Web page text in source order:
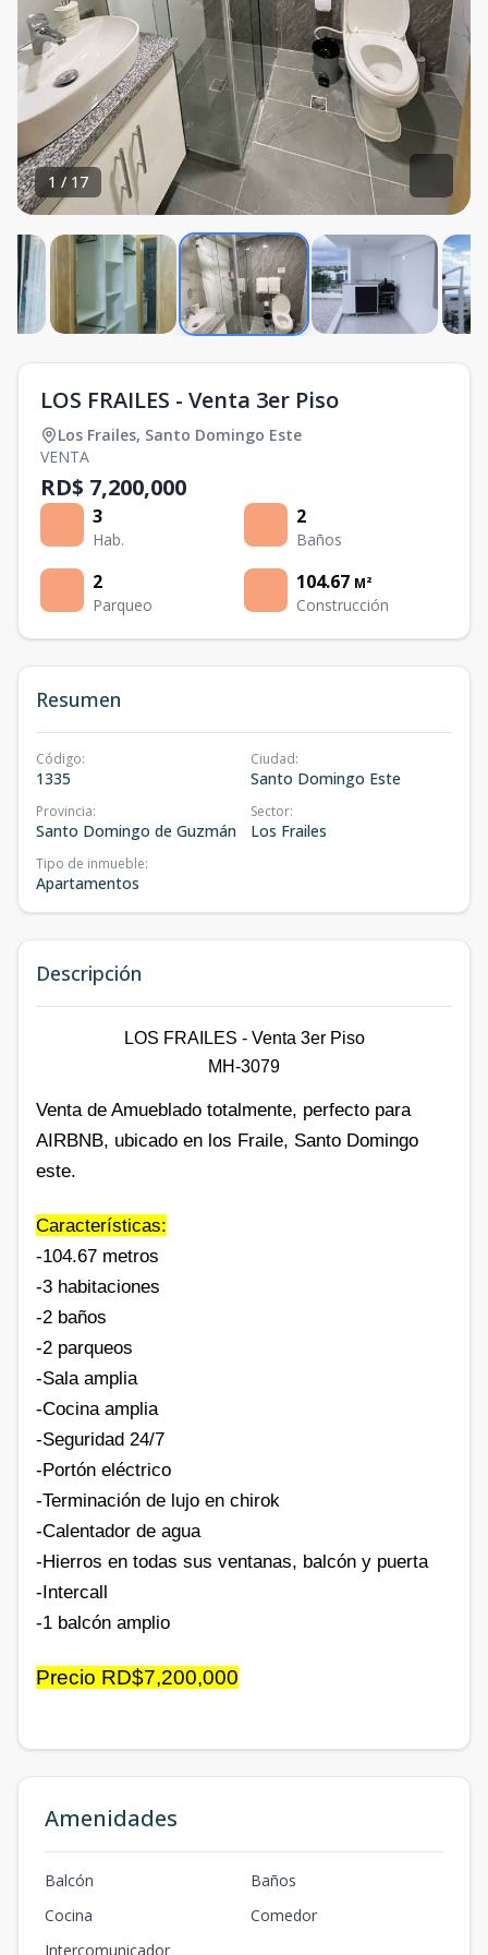
1 / 17
LOS FRAILES - Venta 3er Piso
Los Frailes, Santo Domingo Este
VENTA
RD$ 7,200,000
3
Hab.
2
Baños
2
Parqueo
104.67 M²
Construcción
Resumen
Código:
1335
Ciudad:
Santo Domingo Este
Provincia:
Santo Domingo de Guzmán
Sector:
Los Frailes
Tipo de inmueble:
Apartamentos
Descripción
LOS FRAILES - Venta 3er Piso
MH-3079
Venta de Amueblado totalmente, perfecto para
AIRBNB, ubicado en los Fraile, Santo Domingo
este.
Características:
-104.67 metros
-3 habitaciones
-2 baños
-2 parqueos
-Sala amplia
-Cocina amplia
-Seguridad 24/7
-Portón eléctrico
-Terminación de lujo en chirok
-Calentador de agua
-Hierros en todas sus ventanas, balcón y puerta
-Intercall
-1 balcón amplio
Precio RD$7,200,000
Amenidades
Balcón
Baños
Cocina
Comedor
Intercomunicador